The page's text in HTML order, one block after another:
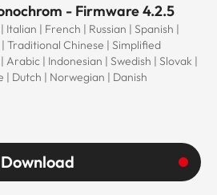
- Firmware 4.2.5
Italian | French | Russian | Spanish |
Traditional Chinese | Simplified
Arabic | Indonesian | Swedish | Slovak |
| Dutch | Norwegian | Danish
Download